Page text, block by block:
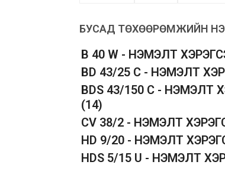
БУСАД ТӨХӨӨРӨМЖИЙН
B 40 W - НЭМЭЛТ
BD 43/25 C - НЭМЭЛТ
BDS 43/150 C - НЭМЭЛТ
(14)
CV 38/2 - НЭМЭЛТ
HD 9/20 - НЭМЭЛТ
HDS 5/15 U - НЭМЭЛТ